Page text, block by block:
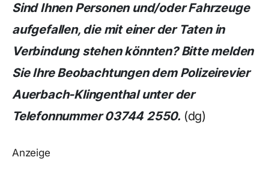
Sind Ihnen Personen und/oder Fahrzeuge
aufgefallen, die mit einer der Taten in
Verbindung stehen könnten? Bitte melden
Sie Ihre Beobachtungen dem Polizeirevier
Auerbach-Klingenthal unter der
Telefonnummer 03744 2550. (dg)
Anzeige